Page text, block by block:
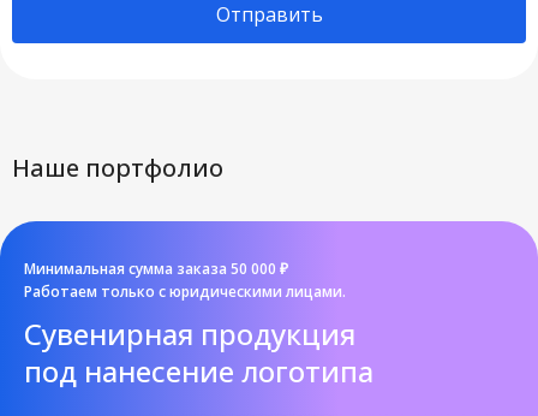
Отправить
Наше портфолио
Минимальная сумма заказа 50 000 ₽
Работаем только с юридическими лицами.
Cувенирная продукция
под нанесение логотипа